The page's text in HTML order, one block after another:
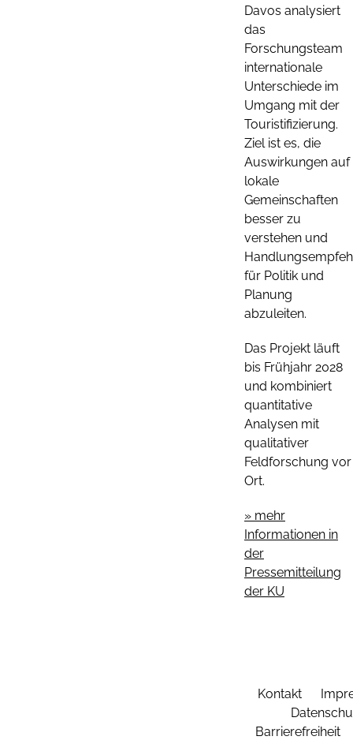
Davos analysiert
das
Forschungsteam
internationale
Unterschiede im
Umgang mit der
Touristifizierung.
Ziel ist es, die
Auswirkungen auf
lokale
Gemeinschaften
besser zu
verstehen und
für Politik und
Planung
abzuleiten.
Das Projekt läuft
bis Frühjahr 2028
und kombiniert
quantitative
Analysen mit
qualitativer
Feldforschung vor
Ort.
» mehr
Informationen in
der
Pressemitteilung
der KU
Kontakt
Barrierefreiheit